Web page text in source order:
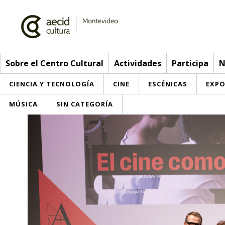
Sobre el Centro Cultural Actividades Participa
CIENCIA Y TECNOLOGÍA CINE ESCÉNICAS
MÚSICA SIN CATEGORÍA
Sobre el Centro Cultural
Red AECID
Instalaciones
Visítanos
Actividades
> Ir a Actividades
Esta semana
Inscripciones
Participa
Envíanos tu propuesta
Buzón de sugerencias
Noticias
Convocatorias